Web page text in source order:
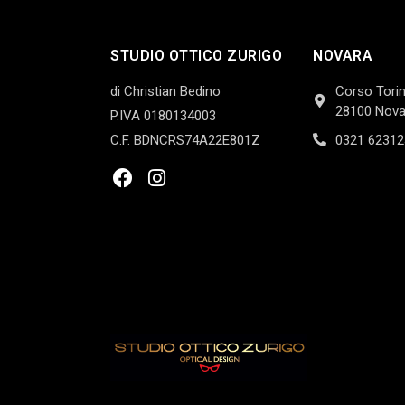
STUDIO OTTICO ZURIGO
di Christian Bedino
P.IVA 0180134003
C.F. BDNCRS74A22E801Z
NOVARA
Corso
28100
0321